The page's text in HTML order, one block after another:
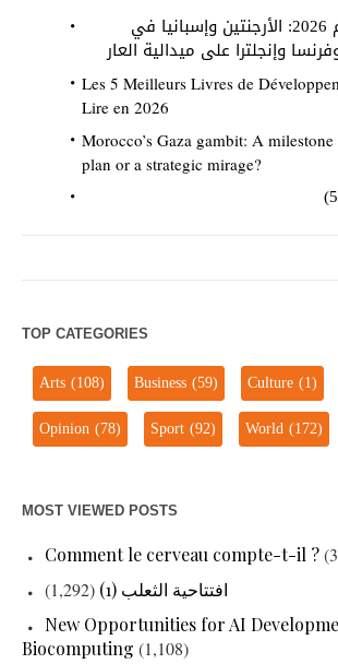
نهائي كأس العالم 2026: الأرجنتين وإسبانيا في
وإنجلترا على ميدالية العار
Les 5 Meilleurs Livres de
Lire en 2026
Morocco’s Gaza gambit: A milestone
plan or a strategic mirage?
TOP CATEGORIES
Arts(108) Business(59) Culture(1)
Opinion(78) Sport(92) World(172)
MOST VIEWED POSTS
Comment le cerveau compte-t-il ?
افتتاحية الثعلب (1)
(1,292)
New Opportunities for AI
Biocomputing (1,108)